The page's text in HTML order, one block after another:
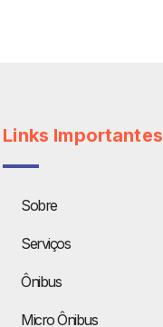
Links Importantes
Sobre
Serviços
Ônibus
Micro Ônibus